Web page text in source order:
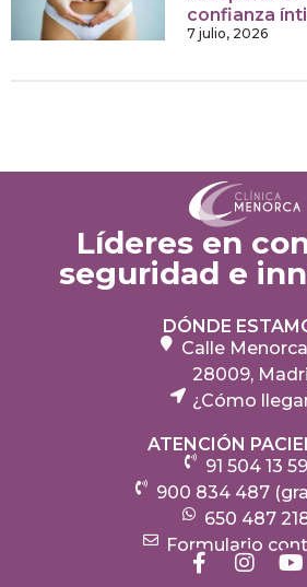
confianza
7 julio, 2026
Líderes en
seguridad e
DÓNDE
Calle
28009,
¿Cómo
ATENCIÓN
91 504 13 59
900 834 487
650 487
Formulario